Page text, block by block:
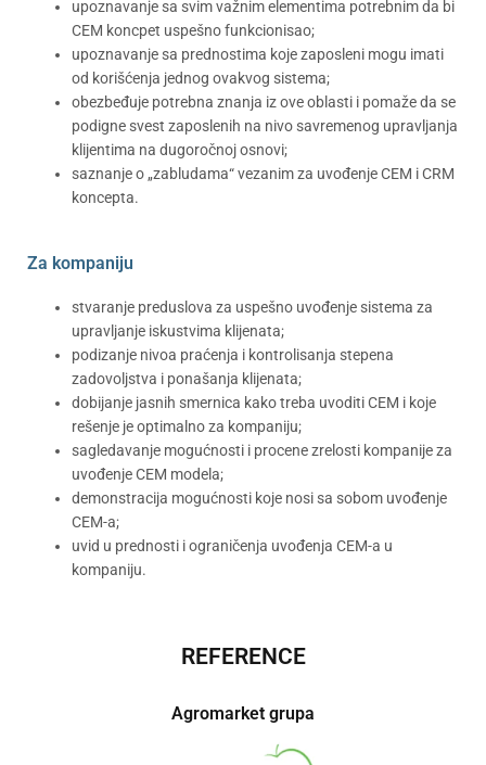
upoznavanje sa svim važnim elementima potrebnim da bi
CEM koncpet uspešno funkcionisao;
upoznavanje sa prednostima koje zaposleni mogu imati
od korišćenja jednog ovakvog sistema;
obezbeđuje potrebna znanja iz ove oblasti i pomaže da se
podigne svest zaposlenih na nivo savremenog upravljanja
klijentima na dugoročnoj osnovi;
saznanje o „zabludama“ vezanim za uvođenje CEM i CRM
koncepta.
Za kompaniju
stvaranje preduslova za uspešno uvođenje sistema za
upravljanje iskustvima klijenata;
podizanje nivoa praćenja i kontrolisanja stepena
zadovoljstva i ponašanja klijenata;
dobijanje jasnih smernica kako treba uvoditi CEM i koje
rešenje je optimalno za kompaniju;
sagledavanje mogućnosti i procene zrelosti kompanije za
uvođenje CEM modela;
demonstracija mogućnosti koje nosi sa sobom uvođenje
CEM-a;
uvid u prednosti i ograničenja uvođenja CEM-a u
kompaniju.
REFERENCE
Agromarket grupa